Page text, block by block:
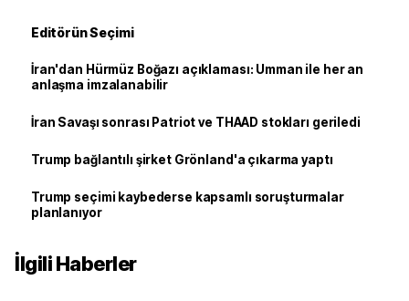
Editörün Seçimi
İran'dan Hürmüz Boğazı açıklaması: Umman ile her an
anlaşma imzalanabilir
İran Savaşı sonrası Patriot ve THAAD stokları geriledi
Trump bağlantılı şirket Grönland'a çıkarma yaptı
Trump seçimi kaybederse kapsamlı soruşturmalar
planlanıyor
İlgili Haberler